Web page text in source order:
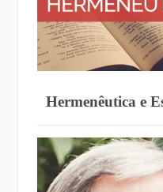
Hermenêutica e